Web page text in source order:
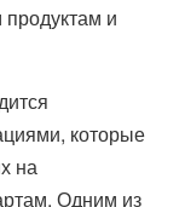
продуктам и
которые
на
Одним из